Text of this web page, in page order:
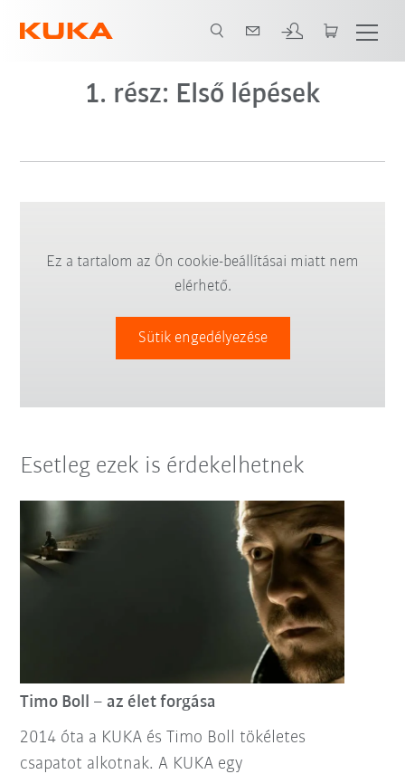
1. rész: Első lépések
Ez a tartalom az Ön cookie-beállításai miatt nem
elérhető.
Sütik engedélyezése
Esetleg ezek is érdekelhetnek
Timo Boll – az élet forgása
2014 óta a KUKA és Timo Boll tökéletes
csapatot alkotnak. A KUKA egy